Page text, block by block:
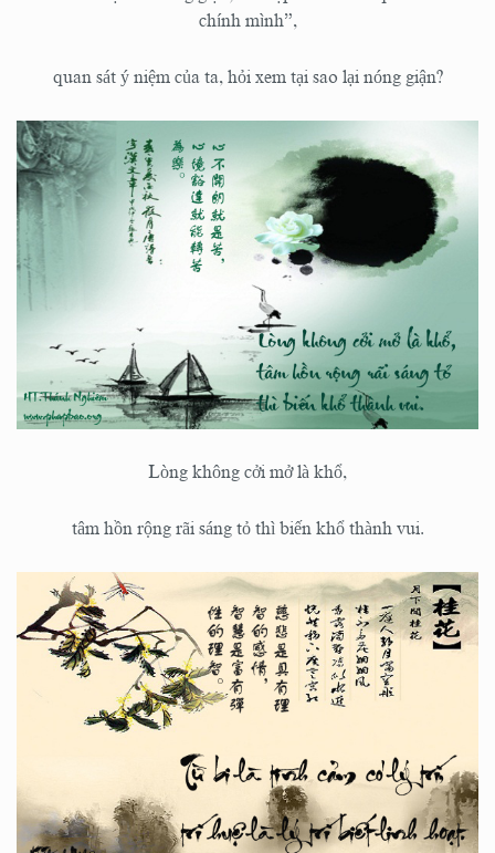
chính mình”,
quan sát ý niệm của ta, hỏi xem tại sao lại nóng giận?
Lòng không cởi mở là khổ,
tâm hồn rộng rãi sáng tỏ thì biến khổ thành vui.